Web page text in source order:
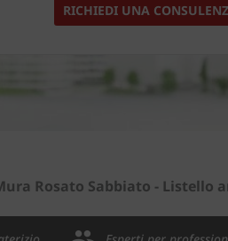
RICHIEDI UNA
Rosato Sabbiato - Listello